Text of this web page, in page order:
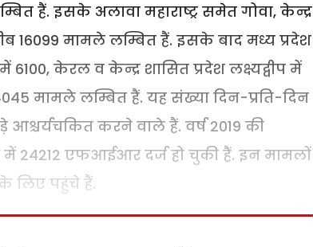
हैं. इसके अलावा महाराष्ट्र समेत गोवा, केन्द्र
16099 मामले लम्बित हैं. इसके बाद मध्य प्रदेश
6100, केरल व केन्द्र शासित प्रदेश लक्ष्यद्वीप में
मामले लम्बित हैं. यह संख्या दिन-प्रति-दिन
आश्चर्यचकित करने वाले हैं. वर्ष 2019 की
24212 एफआईआर दर्ज हो चुकी हैं. इन मामलों
लिए पहुंचे हैं.